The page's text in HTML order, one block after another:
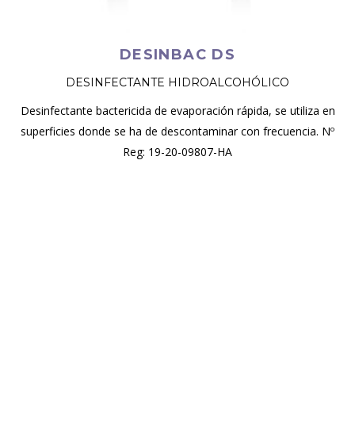
DESINBAC DS
DESINFECTANTE HIDROALCOHÓLICO
Desinfectante bactericida de evaporación rápida, se utiliza en
superficies donde se ha de descontaminar con frecuencia. Nº
Reg: 19-20-09807-HA